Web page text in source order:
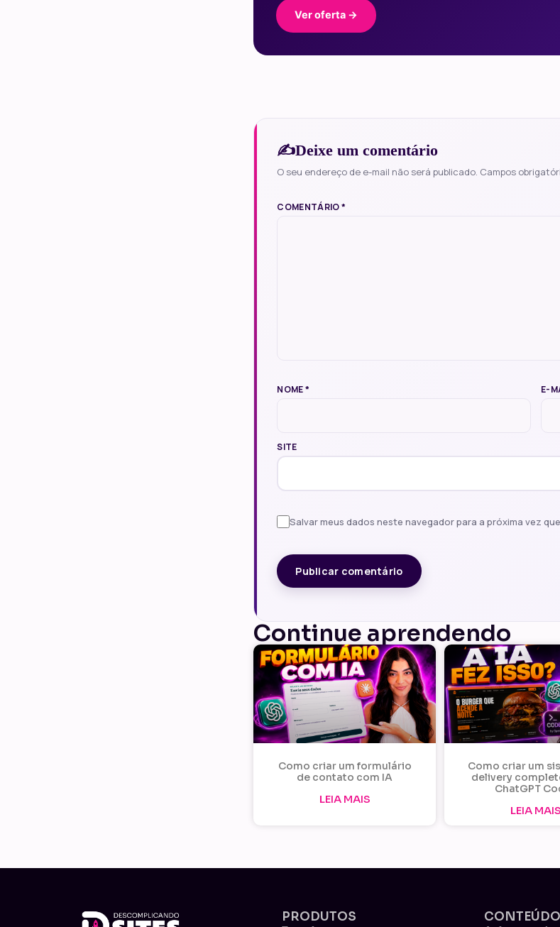
Ver oferta →
Deixe um comentário
O seu endereço de e-mail não será publicado. Campos
COMENTÁRIO*
NOME* E-
SITE
Salvar meus dados neste navegador para a próxima vez
Continue aprendendo
Como criar um formulário
de contato com IA
LEIA MAIS
Como criar um
delivery
ChatGPT
LEIA MAIS
PRODUTOS CONTEÚDO